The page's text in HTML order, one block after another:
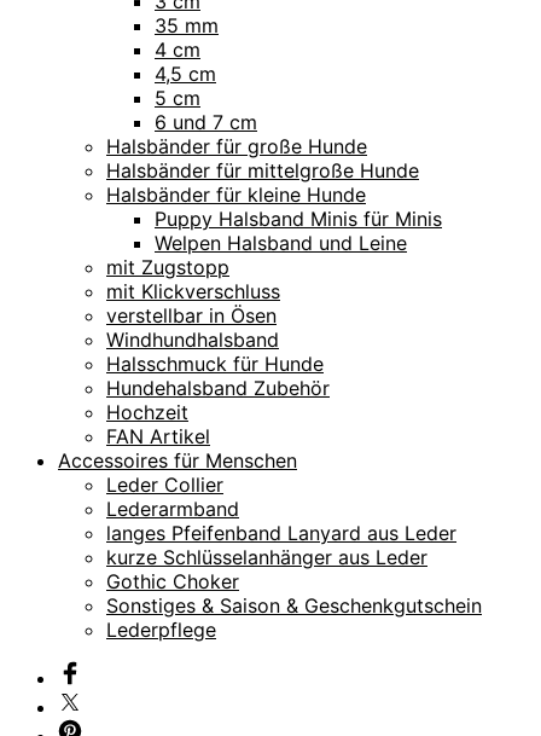
35 mm
4 cm
4,5 cm
5 cm
6 und 7 cm
Halsbänder für große Hunde
Halsbänder für mittelgroße Hunde
Halsbänder für kleine Hunde
Puppy Halsband Minis für Minis
Welpen Halsband und Leine
mit Zugstopp
mit Klickverschluss
verstellbar in Ösen
Windhundhalsband
Halsschmuck für Hunde
Hundehalsband Zubehör
Hochzeit
FAN Artikel
Accessoires für Menschen
Leder Collier
Lederarmband
langes Pfeifenband Lanyard aus Leder
kurze Schlüsselanhänger aus Leder
Gothic Choker
Sonstiges & Saison & Geschenkgutschein
Lederpflege